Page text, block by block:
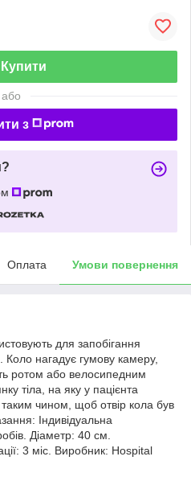
Купити
або
з
Оплата Умови повернення
для запобігання
нагадує гумову камеру,
ротом або велосипедним
тіла, на яку у пацієнта
чином, щоб отвір кола був
Індивідуальна
Діаметр: 40 см.
3 міс. Виробник: Hospital